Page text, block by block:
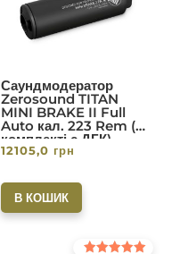
Саундмодератор
Zerosound TITAN
MINI BRAKE II Full
Auto кал. 223 Rem (в
комплекті с ДГК)
різьба 1/2-28. Вlack
12105,0 грн
В КОШИК